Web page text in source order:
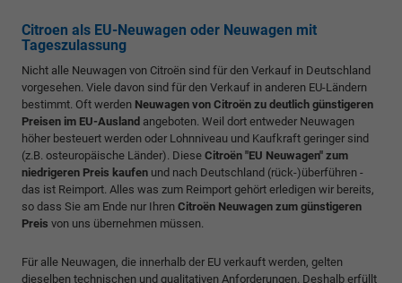
Citroen als EU-Neuwagen oder Neuwagen mit
Tageszulassung
Nicht alle Neuwagen von Citroën sind für den Verkauf in Deutschland
vorgesehen. Viele davon sind für den Verkauf in anderen EU-Ländern
bestimmt. Oft werden Neuwagen von Citroën zu deutlich günstigeren
Preisen im EU-Ausland angeboten. Weil dort entweder Neuwagen
höher besteuert werden oder Lohnniveau und Kaufkraft geringer sind
(z.B. osteuropäische Länder). Diese Citroën "EU Neuwagen" zum
niedrigeren Preis kaufen und nach Deutschland (rück-)überführen -
das ist Reimport. Alles was zum Reimport gehört erledigen wir bereits,
so dass Sie am Ende nur Ihren Citroën Neuwagen zum günstigeren
Preis von uns übernehmen müssen.
Für alle Neuwagen, die innerhalb der EU verkauft werden, gelten
dieselben technischen und qualitativen Anforderungen. Deshalb erfüllt